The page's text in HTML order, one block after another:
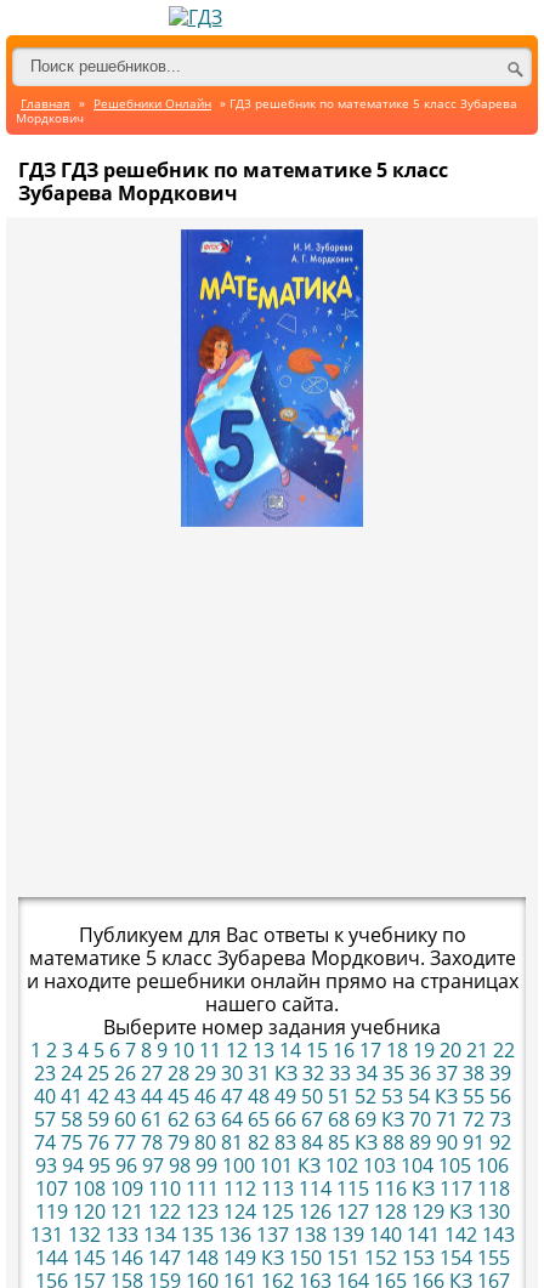
Главная » Решебники Онлайн » ГДЗ решебник по математике 5 класс Зубарева
Мордкович
ГДЗ ГДЗ решебник по математике 5 класс
Зубарева Мордкович
Публикуем для Вас ответы к учебнику по
математике 5 класс Зубарева Мордкович. Заходите
и находите решебники онлайн прямо на страницах
нашего сайта.
Выберите номер задания учебника
1 2 3 4 5 6 7 8 9 10 11 12 13 14 15 16 17 18 19 20 21 22
23 24 25 26 27 28 29 30 31 КЗ 32 33 34 35 36 37 38 39
40 41 42 43 44 45 46 47 48 49 50 51 52 53 54 КЗ 55 56
57 58 59 60 61 62 63 64 65 66 67 68 69 КЗ 70 71 72 73
74 75 76 77 78 79 80 81 82 83 84 85 КЗ 88 89 90 91 92
93949596979899 100 101 КЗ 102 103 104 105 106
107 108 109 110 111 112 113 114 115 116 КЗ 117 118
119 120 121 122 123 124 125 126 127 128 129 КЗ 130
131 132 133 134 135 136 137 138 139 140 141 142 143
144 145 146 147 148 149 КЗ 150 151 152 153 154 155
156 157 158 159 160 161 162 163 164 165 166 КЗ 167